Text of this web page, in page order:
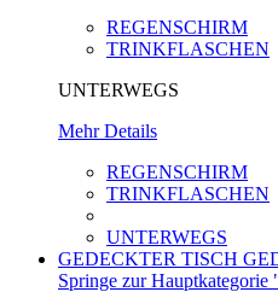
REGENSCHIRM
TRINKFLASCHEN
UNTERWEGS
Mehr Details
REGENSCHIRM
TRINKFLASCHEN
UNTERWEGS
GEDECKTER TISCH
Springe zur